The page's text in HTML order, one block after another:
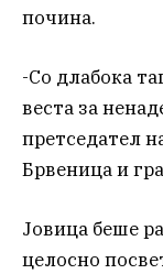
почина.
-Со длабока
веста за
претседател
Брвеница и
Јовица беше
целосно